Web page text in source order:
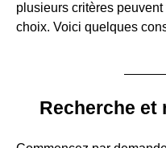
plusieurs critères
choix. Voici quelques
Recherche et